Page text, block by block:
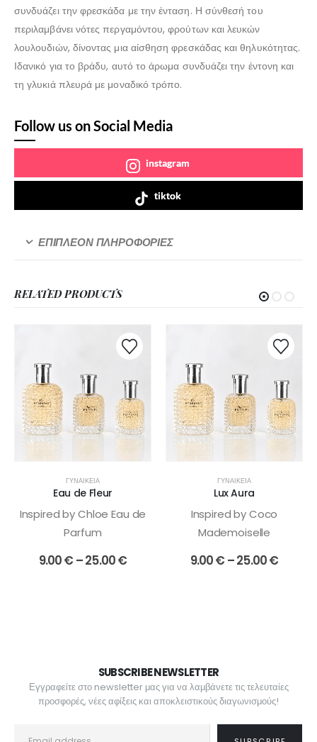
συνδυάζει την φρεσκάδα με την ένταση. Η σύνθεσή του
περιλαμβάνει νότες περγαμόντου, φρούτων και λευκών
λουλουδιών, δίνοντας μια αίσθηση φρεσκάδας και θηλυκότητας.
Ιδανικό για το βράδυ, αυτό το άρωμα συνδυάζει την έντονη και
τη γλυκιά πλευρά με μοναδικό τρόπο.
Follow us on Social Media
instagram
tiktok
ΕΠΙΠΛΈΟΝ ΠΛΗΡΟΦΟΡΊΕΣ
RELATED PRODUCTS
προϊόν
πολλαπλές
παραλλαγές.
Οι
επιλογές
επιλεγούν
σελίδα
ΓΥΝΑΙΚΕΊΑ
Eau de Fleur
Inspired by Chloe Eau de
Parfum
9.00€ –25.00€Price
προϊόν
πολλαπλές
παραλλαγές.
Οι
επιλογές
σελίδα
ΓΥΝΑΙΚΕΊΑ
Lux Aura
Inspired by Coco
Mademoiselle
9.00€ –25.00€Price
SUBSCRIBE NEWSLETTER
Εγγραφείτε στο newsletter μας για να λαμβάνετε τις τελευταίες
προσφορές, νέες αφίξεις και αποκλειστικούς διαγωνισμούς!